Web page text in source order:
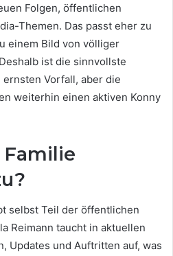
Folgen, öffentlichen
Themen. Das passt eher zu
einem Bild von völliger
ist die sinnvollste
ernsten Vorfall, aber die
weiterhin einen aktiven Konny
Familie
selbst Teil der öffentlichen
Reimann taucht in aktuellen
Updates und Auftritten auf, was